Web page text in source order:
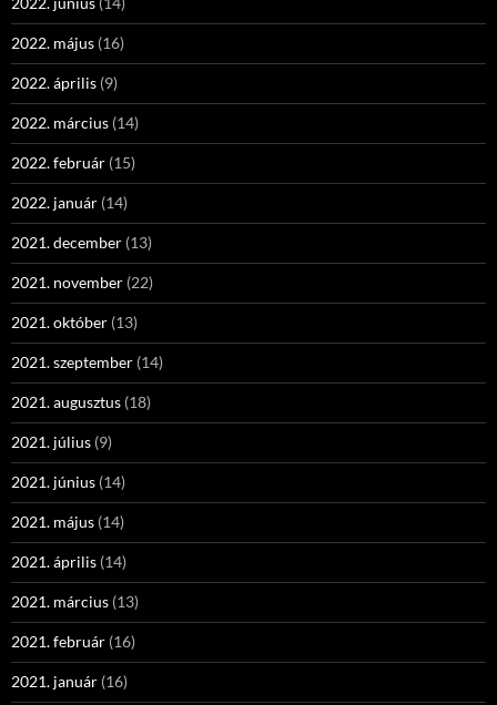
2022. május (16)
2022. április (9)
2022. március (14)
2022. február (15)
2022. január (14)
2021. december (13)
2021. november (22)
2021. október (13)
2021. szeptember (14)
2021. augusztus (18)
2021. július (9)
2021. június (14)
2021. május (14)
2021. április (14)
2021. március (13)
2021. február (16)
2021. január (16)